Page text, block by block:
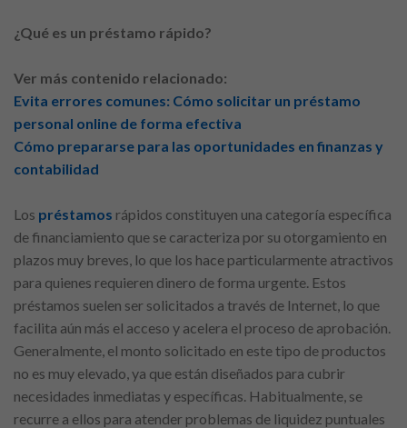
¿Qué es un préstamo rápido?
Ver más contenido relacionado:
Evita errores comunes: Cómo solicitar un préstamo
personal online de forma efectiva
Cómo prepararse para las oportunidades en finanzas y
contabilidad
Los préstamos rápidos constituyen una categoría específica
de financiamiento que se caracteriza por su otorgamiento en
plazos muy breves, lo que los hace particularmente atractivos
para quienes requieren dinero de forma urgente. Estos
préstamos suelen ser solicitados a través de Internet, lo que
facilita aún más el acceso y acelera el proceso de aprobación.
Generalmente, el monto solicitado en este tipo de productos
no es muy elevado, ya que están diseñados para cubrir
necesidades inmediatas y específicas. Habitualmente, se
recurre a ellos para atender problemas de liquidez puntuales